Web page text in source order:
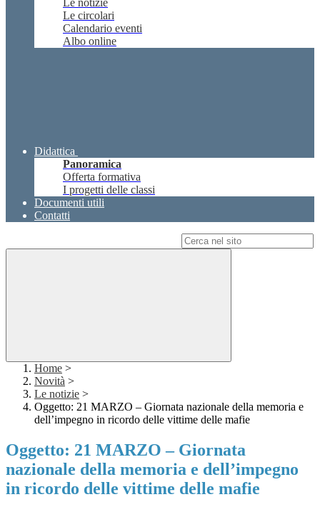
Le notizie
Le circolari
Calendario eventi
Albo online
Didattica
Panoramica
Offerta formativa
I progetti delle classi
Documenti utili
Contatti
Home >
Novità >
Le notizie >
Oggetto: 21 MARZO – Giornata nazionale della memoria e
dell’impegno in ricordo delle vittime delle mafie
Oggetto: 21 MARZO – Giornata
nazionale della memoria e dell’impegno
in ricordo delle vittime delle mafie